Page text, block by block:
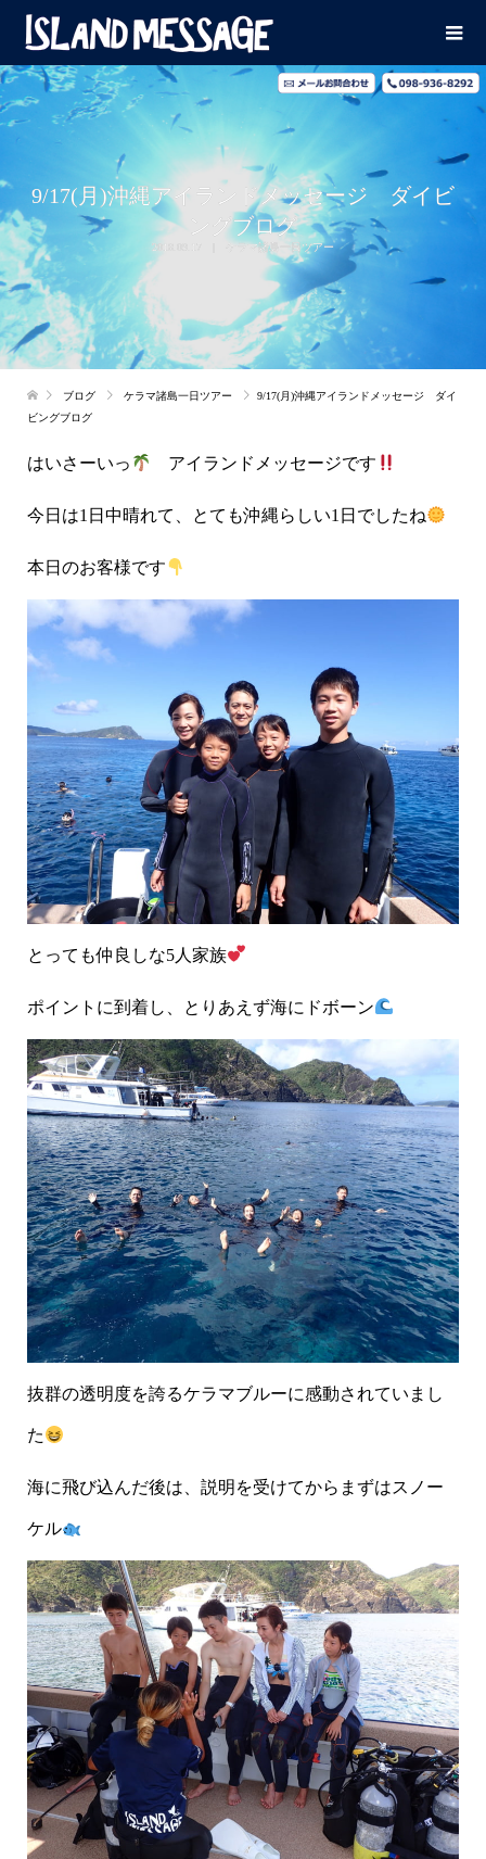
9/17(月)沖縄アイランドメッセージ ダイビ
ングブログ
2018.09.17 ケラマ諸島一日ツアー
ブログ ケラマ諸島一日ツアー
9/17(月)沖縄アイランドメッセージ ダイ
ビングブログ
はいさーいっ アイランドメッセージです
今日は1日中晴れて、とても沖縄らしい1日でしたね
本日のお客様です
とっても仲良しな5人家族
ポイントに到着し、とりあえず海にドボーン
抜群の透明度を誇るケラマブルーに感動されていまし
た
海に飛び込んだ後は、説明を受けてからまずはスノー
ケル